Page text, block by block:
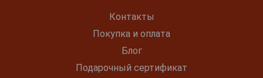
Контакты
Покупка и оплата
Блог
Подарочный сертификат